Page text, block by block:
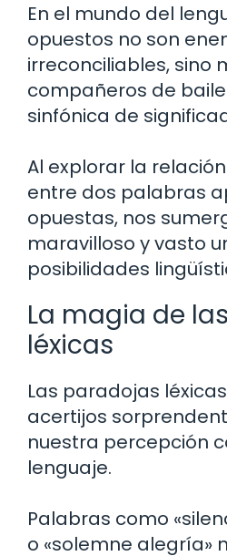
En el mundo del
opuestos no son
irreconciliables, sino
compañeros de
sinfónica de
Al explorar la
entre dos palabras
opuestas, nos
maravilloso y vasto
posibilidades
La magia de
léxicas
Las paradojas
acertijos
nuestra percepción
lenguaje.
Palabras como
o «solemne alegría»